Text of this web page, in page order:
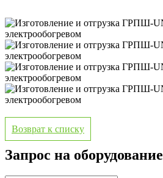
Возврат к списку
Запрос на оборудование